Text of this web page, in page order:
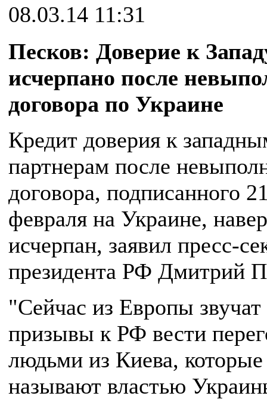
08.03.14 11:31
Песков: Доверие к
исчерпано после
договора по Украине
Кредит доверия к
партнерам после
договора, подписанного
февраля на Украине,
исчерпан, заявил пресс-
президента РФ Дмитрий
"Сейчас из Европы звучат
призывы к РФ вести
людьми из Киева, которые
называют властью